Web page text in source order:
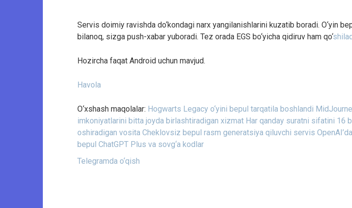
Servis doimiy ravishda do‘kondagi narx yangilanishlarini kuzatib boradi. O‘yin
bilanoq, sizga push-xabar yuboradi. Tez orada EGS bo‘yicha qidiruv ham qo‘
Hozircha faqat Android uchun mavjud.
Havola
O‘xshash maqolalar: Hogwarts Legacy o‘yini bepul tarqatila boshlandi
imkoniyatlarini bitta joyda birlashtiradigan xizmat Har qanday suratni sifatini 16
oshiradigan vosita Cheklovsiz bepul rasm generatsiya qiluvchi servis
bepul ChatGPT Plus va sovg‘a kodlar
Telegramda o‘qish